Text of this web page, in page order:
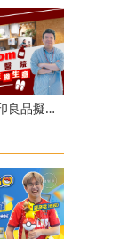
搵錢呢啲嘢｜無印良品擬開30間「MUJI com」 或進駐街舖醫院 同區多店無憂互搶生意